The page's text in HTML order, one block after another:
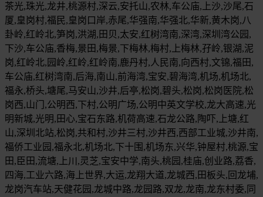
茶光,珠光,龙井,桃源村,深云,安托山,农林,车公庙,上沙,沙尾,石
厦,皇岗村,福民,皇岗口岸,赤尾,华强南,华强北,华新,黄木岗,八
卦岭,红岭北,笋岗,洪湖,田贝,太安,红树湾南,深湾,深圳湾公园,
下沙,车公庙,香梅,景田,梅景,下梅林,梅村,上梅林,孖岭,银湖,泥
岗,红岭北,园岭,红岭,红岭南,鹿丹村,人民南,向西村,文锦,福田,
车公庙,红树湾南,后海,南山,前海湾,宝安,碧海湾,机场,机场北,
福永,桥头,塘尾,马安山,沙井,后亭,松岗,碧头,松岗,松岗医院,松
岗西,山门,公明西,下村,公明广场,公明中英文学校,龙大高速,光
明新城,光明,田心,宝石东路,机荷高速,石龙公路,陶吓,上塘,红
山,深圳北站,松岗,共和村,沙井三村,沙井西,西部工业城,沙井南,
福侨工业园,福永北,机场北,下十围,机场东,兴华,钟屋村,桃源,宝
田,臣田,流塘,上川,灵芝,宝安中学,南头,桃园,桂庙,创业路,荔香,
四海,工业六路,海上世界,大运,龙翔大道,龙城西,田板头,回龙埔,
龙岗汽车站,天健花园,龙城中路,龙园路,双龙,龙南,龙东村委,同